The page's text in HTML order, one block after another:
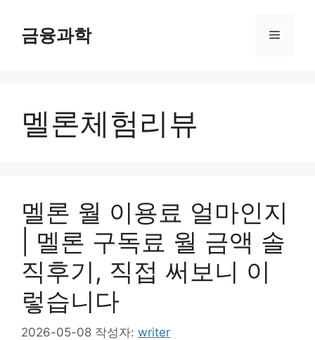
금융과학 메
멜론체험리뷰
멜론 월 이용료 얼마인지
| 멜론 구독료 월 금액 솔
직후기, 직접 써보니 이
렇습니다
2026-05-08 작성자: writer